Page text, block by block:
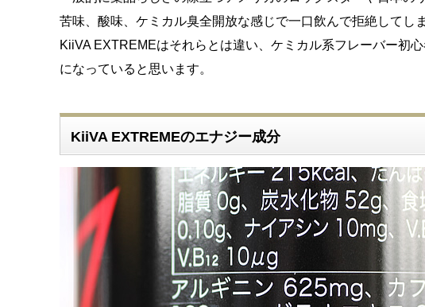
苦味、酸味、ケミカル臭全開放な感じで一口飲んで拒絶してし
KiiVA EXTREMEはそれらとは違い、ケミカル系フレーバー初
になっていると思います。
KiiVA EXTREMEのエナジー成分